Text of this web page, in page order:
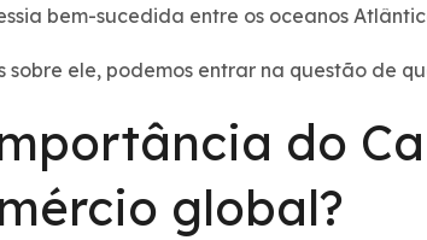
bem-sucedida entre os oceanos
sobre ele, podemos entrar na questão de
do
global?